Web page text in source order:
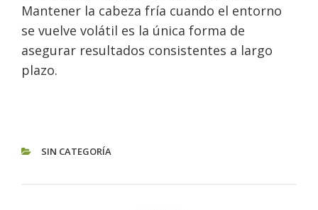
Mantener la cabeza fría cuando el entorno
se vuelve volátil es la única forma de
asegurar resultados consistentes a largo
plazo.
SIN CATEGORÍA